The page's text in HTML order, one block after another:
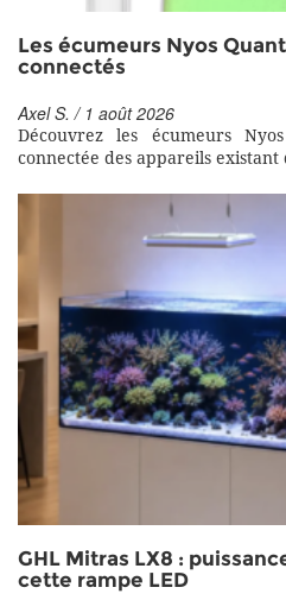
Les écumeurs Nyos
connectés
Axel S. / 1 août 2026
Découvrez les écumeurs
connectée des appareils existant
GHL Mitras LX8 :
cette rampe LED